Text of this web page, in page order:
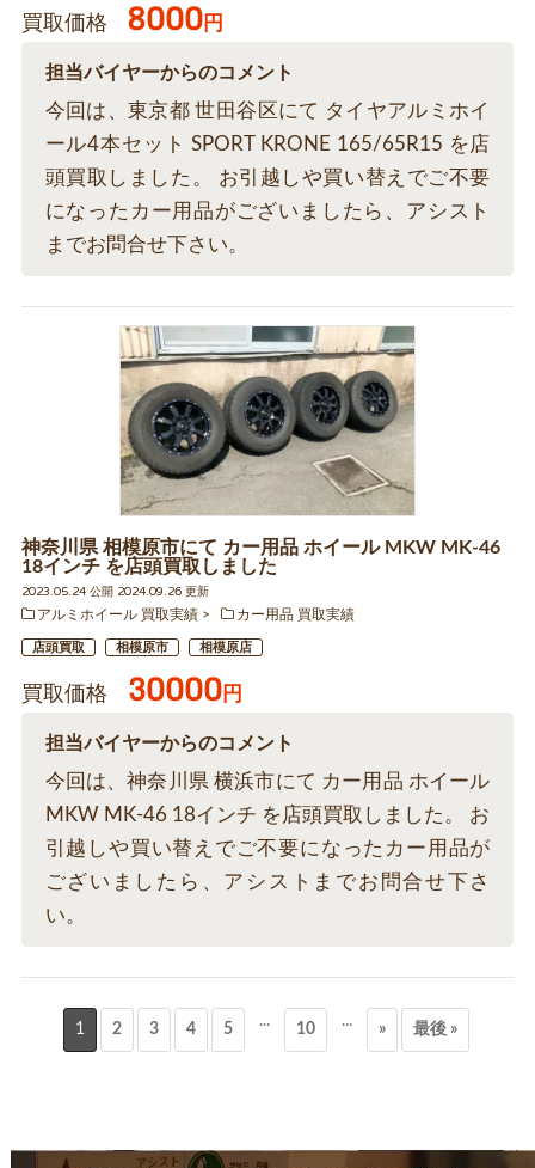
買取価格 8000円
担当バイヤーからのコメント
今回は、東京都 世田谷区にて タイヤアルミホイ
ール4本セット SPORT KRONE 165/65R15 を店
頭買取しました。 お引越しや買い替えでご不要
になったカー用品がございましたら、アシスト
までお問合せ下さい。
神奈川県 相模原市にて カー用品 ホイール MKW MK-46
18インチ を店頭買取しました
2023.05.24 公開 2024.09.26 更新
アルミホイール 買取実績
カー用品 買取実績
店頭買取 相模原市 相模原店
買取価格 30000円
担当バイヤーからのコメント
今回は、神奈川県 横浜市にて カー用品 ホイール
MKW MK-46 18インチ を店頭買取しました。 お
引越しや買い替えでご不要になったカー用品が
ございましたら、アシストまでお問合せ下さ
い。
1 2 3 4 5 ... 10 ... » 最後 »